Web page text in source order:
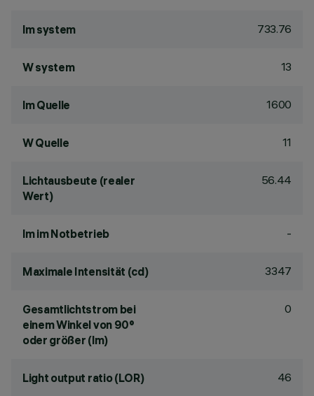
lm system 733.76
W system 13
lm Quelle 1600
W Quelle 11
Lichtausbeute (realer
Wert)
56.44
lm im Notbetrieb -
Maximale Intensität (cd) 3347
Gesamtlichtstrom bei
einem Winkel von 90°
oder größer (lm)
0
Light output ratio (LOR) 46